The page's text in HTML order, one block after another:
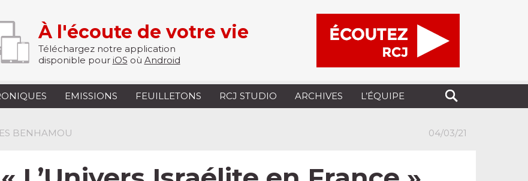
À l'écoute de votre vie
Téléchargez notre application
disponible pour iOS où Android
EMISSIONS FEUILLETONS RCJ STUDIO ARCHIVES L’ÉQUIPE
BENHAMOU 04/03/21